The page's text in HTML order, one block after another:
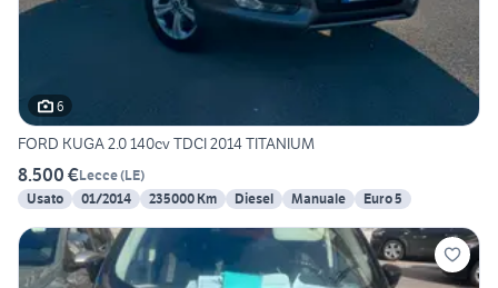
6
FORD KUGA 2.0 140cv TDCI 2014 TITANIUM
8.500 €Lecce(LE)
Usato
01/2014 235000 Km Diesel Manuale Euro 5